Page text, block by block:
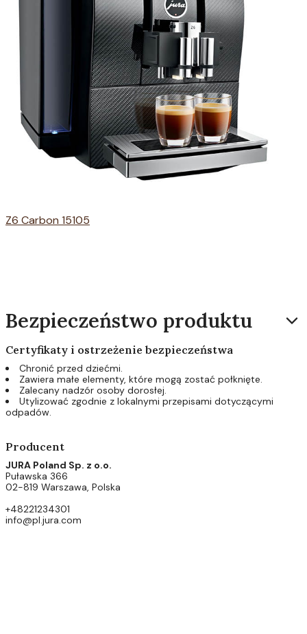
Z6 Carbon 15105
Bezpieczeństwo produktu
Certyfikaty i ostrzeżenie bezpieczeństwa
Chronić przed dziećmi.
Zawiera małe elementy, które mogą zostać połknięte.
Zalecany nadzór osoby dorosłej.
Utylizować zgodnie z lokalnymi przepisami dotyczącymi
odpadów.
Producent
JURA Poland Sp. z o.o.
Puławska 366
02-819 Warszawa, Polska
+48221234301
info@pl.jura.com